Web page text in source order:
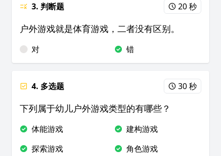
3. 判断题 20 秒
户外游戏就是体育游戏，二者没有区别。
对 错
4. 多选题 30 秒
下列属于幼儿户外游戏类型的有哪些？
体能游戏
建构游戏
探索游戏
角色游戏